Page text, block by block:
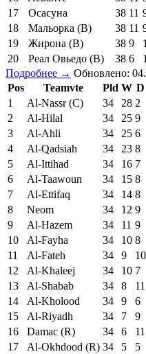
17
Осасуна 38 11
18
Мальорка (В) 38 11
19
Жирона (В) 38 9
20
Реал Овьедо (В) 38 6
Подробнее → Обновлено:
Pos
Teamvte Pld W D
1
Al-Nassr (C) 34 28 2
2
Al-Hilal 34 25 9
3
Al-Ahli 34 25 6
4
Al-Qadsiah 34 23 8
5
Al-Ittihad 34 16 7
6
Al-Taawoun 34 15 8
7
Al-Ettifaq 34 14 8
8
Neom 34 12 9
9
Al-Hazem 34 11 9
10
Al-Fayha 34 10 8
11
Al-Fateh 34 9 10
12
Al-Khaleej 34 10 7
13
Al-Shabab 34 8 11
14
Al-Kholood 34 9 6
15
Al-Riyadh 34 7 9
16
Damac (R) 34 6 11
17
Al-Okhdood (R) 34 5 5